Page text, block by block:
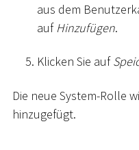
aus dem
aufHinzufügen.
Klicken Sie auf
Die neue System-Rolle
hinzugefügt.